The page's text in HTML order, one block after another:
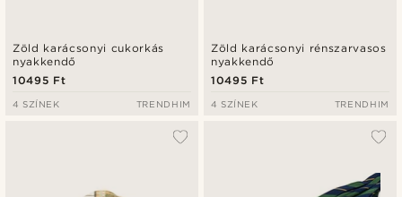
Zöld karácsonyi cukorkás
nyakkendő
10495 Ft
4 SZÍNEK TRENDHIM
Zöld karácsonyi rénszarvasos
nyakkendő
10495 Ft
4 SZÍNEK TRENDHIM